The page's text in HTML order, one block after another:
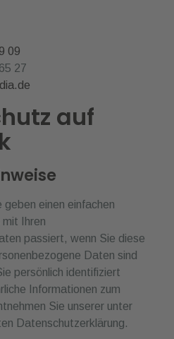
09
27
auf
geben einen einfachen
Ihren
passiert, wenn Sie diese
Daten sind
persönlich identifiziert
Informationen zum
Sie unserer unter
Datenschutzerklärung.